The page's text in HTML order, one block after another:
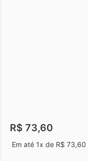
R$ 73,60
Em até 1x de R$ 73,60